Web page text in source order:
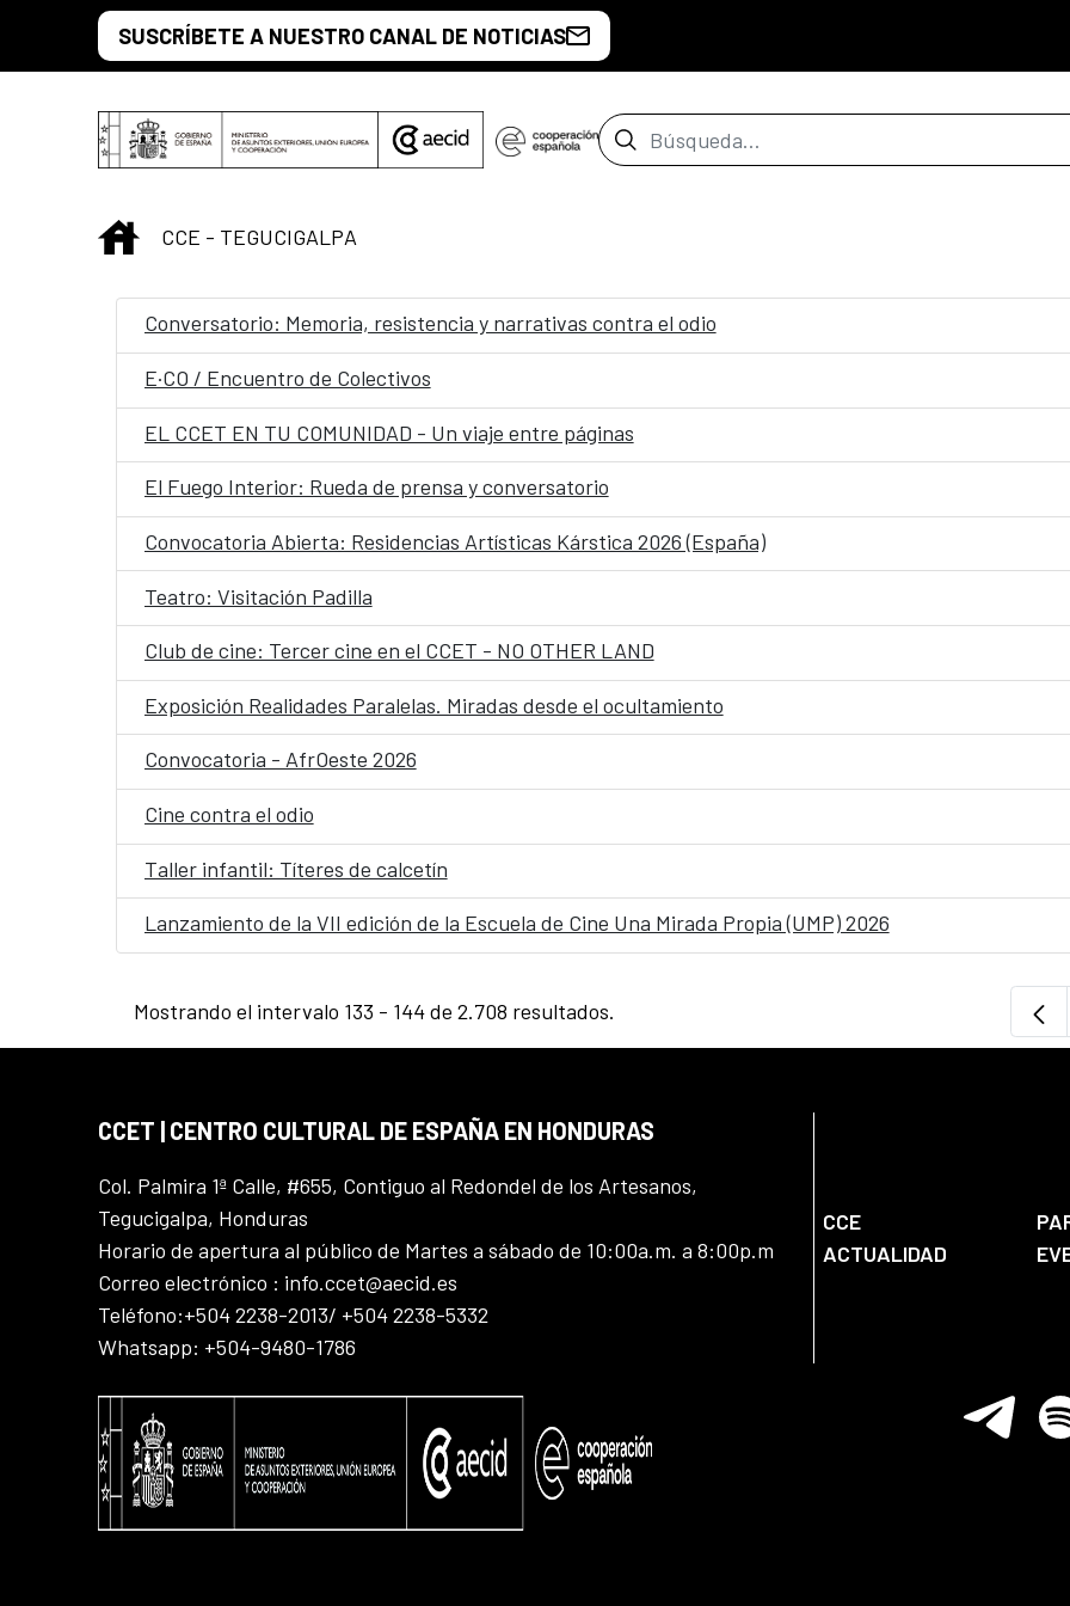
Saltar al contenido principal
SUSCRÍBETE A NUESTRO CANAL DE NOTICIAS
Barra de búsqueda
INICIO
CCE - TEGUCIGALPA
Conversatorio: Memoria, resistencia y narrativas contra el odio
E·CO / Encuentro de Colectivos
EL CCET EN TU COMUNIDAD - Un viaje entre páginas
El Fuego Interior: Rueda de prensa y conversatorio
Convocatoria Abierta: Residencias Artísticas Kárstica 2026 (España)
Teatro: Visitación Padilla
Club de cine: Tercer cine en el CCET - NO OTHER LAND
Exposición Realidades Paralelas. Miradas desde el ocultamiento
Convocatoria - AfrOeste 2026
Cine contra el odio
Taller infantil: Títeres de calcetín
Lanzamiento de la VII edición de la Escuela de Cine Una Mirada Propia (UMP) 2026
Mostrando el intervalo 133 - 144 de 2.708 resultados.
CCET | CENTRO CULTURAL DE ESPAÑA EN HONDURAS
Col. Palmira 1ª Calle, #655, Contiguo al Redondel de los Artesanos,
Tegucigalpa, Honduras
Horario de apertura al público de Martes a sábado de 10:00a.m. a 8:00p.m
Correo electrónico : info.ccet@aecid.es
Teléfono:+504 2238-2013/ +504 2238-5332
Whatsapp: +504-9480-1786
CCE
ACTUALIDAD
Telegram